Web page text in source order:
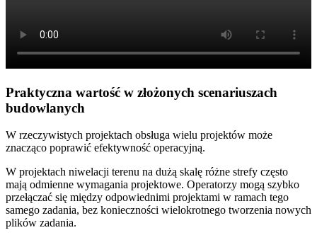
Praktyczna wartość w złożonych scenariuszach
budowlanych
W rzeczywistych projektach obsługa wielu projektów może
znacząco poprawić efektywność operacyjną.
W projektach niwelacji terenu na dużą skalę różne strefy często
mają odmienne wymagania projektowe. Operatorzy mogą szybko
przełączać się między odpowiednimi projektami w ramach tego
samego zadania, bez konieczności wielokrotnego tworzenia nowych
plików zadania.